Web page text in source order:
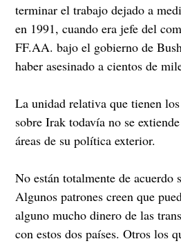
terminar el trabajo dejado a
en 1991, cuando era jefe del
FF.AA. bajo el gobierno de
haber asesinado a cientos de
La unidad relativa que tienen
sobre Irak todavía no se
áreas de su política exterior.
No están totalmente de acuerdo
Algunos patrones creen que
alguno mucho dinero de las
con estos dos países. Otros los